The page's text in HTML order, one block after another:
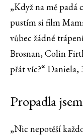
„Když na mě padá
pustím si film
vůbec žádné
Brosnan, Colin
přát víc?“ Daniela,
Propadla
„Nic nepotěší